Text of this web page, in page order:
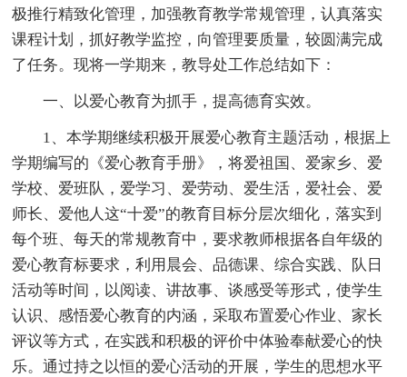
极推行精致化管理，加强教育教学常规管理，认真落实
课程计划，抓好教学监控，向管理要质量，较圆满完成
了任务。现将一学期来，教导处工作总结如下：
一、以爱心教育为抓手，提高德育实效。
1、本学期继续积极开展爱心教育主题活动，根据上
学期编写的《爱心教育手册》，将爱祖国、爱家乡、爱
学校、爱班队，爱学习、爱劳动、爱生活，爱社会、爱
师长、爱他人这“十爱”的教育目标分层次细化，落实到
每个班、每天的常规教育中，要求教师根据各自年级的
爱心教育标要求，利用晨会、品德课、综合实践、队日
活动等时间，以阅读、讲故事、谈感受等形式，使学生
认识、感悟爱心教育的内涵，采取布置爱心作业、家长
评议等方式，在实践和积极的评价中体验奉献爱心的快
乐。通过持之以恒的爱心活动的开展，学生的思想水平